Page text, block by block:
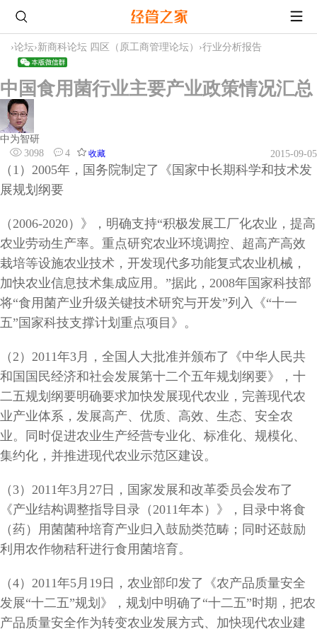
›论坛›新商科论坛 四区（原工商管理论坛） ›行业分析报告
中国食用菌行业主要产业政策情况汇总
中为智研
3098
4 收藏 2015-09-05
（1）2005年，国务院制定了《国家中长期科学和技术发
展规划纲要
（2006-2020）》，明确支持“积极发展工厂化农业，提高
农业劳动生产率。重点研究农业环境调控、超高产高效
栽培等设施农业技术，开发现代多功能复式农业机械，
加快农业信息技术集成应用。”据此，2008年国家科技部
将“食用菌产业升级关键技术研究与开发”列入《“十一
五”国家科技支撑计划重点项目》。
（2）2011年3月，全国人大批准并颁布了《中华人民共
和国国民经济和社会发展第十二个五年规划纲要》，十
二五规划纲要明确要求加快发展现代农业，完善现代农
业产业体系，发展高产、优质、高效、生态、安全农
业。同时促进农业生产经营专业化、标准化、规模化、
集约化，并推进现代农业示范区建设。
（3）2011年3月27日，国家发展和改革委员会发布了
《产业结构调整指导目录（2011年本）》，目录中将食
（药）用菌菌种培育产业归入鼓励类范畴；同时还鼓励
利用农作物秸秆进行食用菌培育。
（4）2011年5月19日，农业部印发了《农产品质量安全
发展“十二五”规划》，规划中明确了“十二五”时期，把农
产品质量安全作为转变农业发展方式、加快现代农业建